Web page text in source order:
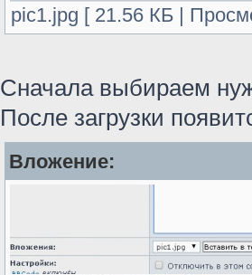
pic1.jpg [ 21.56 КБ |
Сначала выбираем
После загрузки
Вложение: